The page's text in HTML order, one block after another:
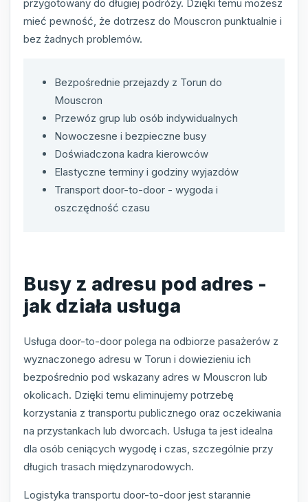
przygotowany do długiej podróży. Dzięki temu możesz
mieć pewność, że dotrzesz do Mouscron punktualnie i
bez żadnych problemów.
Bezpośrednie przejazdy z Torun do
Mouscron
Przewóz grup lub osób indywidualnych
Nowoczesne i bezpieczne busy
Doświadczona kadra kierowców
Elastyczne terminy i godziny wyjazdów
Transport door-to-door - wygoda i
oszczędność czasu
Busy z adresu pod adres -
jak działa usługa
Usługa door-to-door polega na odbiorze pasażerów z
wyznaczonego adresu w Torun i dowiezieniu ich
bezpośrednio pod wskazany adres w Mouscron lub
okolicach. Dzięki temu eliminujemy potrzebę
korzystania z transportu publicznego oraz oczekiwania
na przystankach lub dworcach. Usługa ta jest idealna
dla osób ceniących wygodę i czas, szczególnie przy
długich trasach międzynarodowych.
Logistyka transportu door-to-door jest starannie